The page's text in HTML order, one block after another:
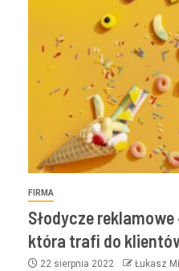
FIRMA
Słodycze
która trafi do
22 sierpnia 2022 Łukasz